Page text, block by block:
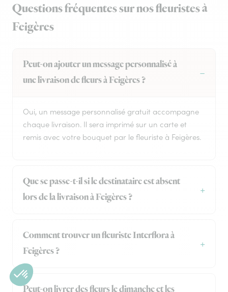
Questions fréquentes sur nos fleuristes à
Feigères
Peut-on ajouter un message personnalisé à
une livraison de fleurs à Feigères ?
Oui, un message personnalisé gratuit accompagne
chaque livraison. Il sera imprimé sur un carte et
remis avec votre bouquet par le fleuriste à Feigères.
Que se passe-t-il si le destinataire est absent
lors de la livraison à Feigères ?
Comment trouver un fleuriste Interflora à
Feigères ?